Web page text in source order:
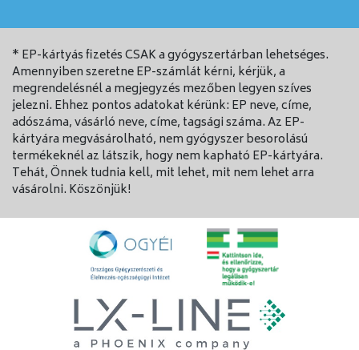
* EP-kártyás fizetés CSAK a gyógyszertárban lehetséges.
Amennyiben szeretne EP-számlát kérni, kérjük, a
megrendelésnél a megjegyzés mezőben legyen szíves
jelezni. Ehhez pontos adatokat kérünk: EP neve, címe,
adószáma, vásárló neve, címe, tagsági száma. Az EP-
kártyára megvásárolható, nem gyógyszer besorolású
termékeknél az látszik, hogy nem kapható EP-kártyára.
Tehát, Önnek tudnia kell, mit lehet, mit nem lehet arra
vásárolni. Köszönjük!